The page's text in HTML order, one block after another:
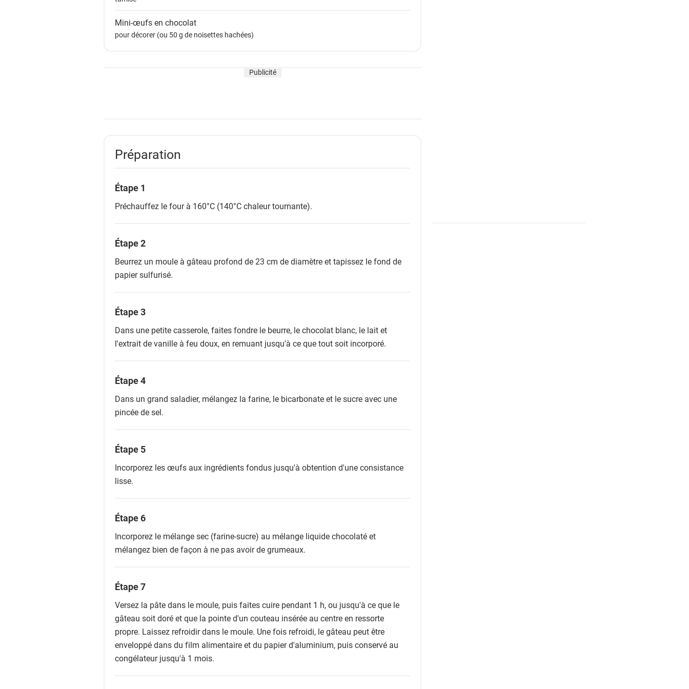
Mini-œufs en chocolat
pour décorer (ou 50 g de noisettes hachées)
Publicité
Préparation
Étape 1
Préchauffez le four à 160°C (140°C chaleur tournante).
Étape 2
Beurrez un moule à gâteau profond de 23 cm de diamètre et tapissez le fond de
papier sulfurisé.
Étape 3
Dans une petite casserole, faites fondre le beurre, le chocolat blanc, le lait et
l'extrait de vanille à feu doux, en remuant jusqu'à ce que tout soit incorporé.
Étape 4
Dans un grand saladier, mélangez la farine, le bicarbonate et le sucre avec une
pincée de sel.
Étape 5
Incorporez les œufs aux ingrédients fondus jusqu'à obtention d'une consistance
lisse.
Étape 6
Incorporez le mélange sec (farine-sucre) au mélange liquide chocolaté et
mélangez bien de façon à ne pas avoir de grumeaux.
Étape 7
Versez la pâte dans le moule, puis faites cuire pendant 1 h, ou jusqu'à ce que le
gâteau soit doré et que la pointe d'un couteau insérée au centre en ressorte
propre. Laissez refroidir dans le moule. Une fois refroidi, le gâteau peut être
enveloppé dans du film alimentaire et du papier d'aluminium, puis conservé au
congélateur jusqu'à 1 mois.